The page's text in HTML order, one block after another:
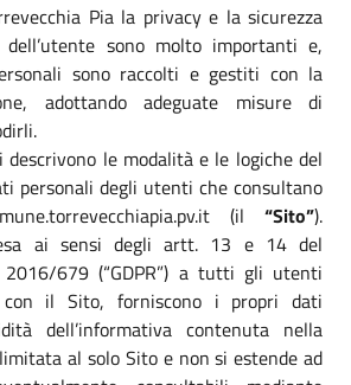
Pia la privacy e la sicurezza
sono molto importanti e,
sono raccolti e gestiti con la
adottando adeguate misure di
descrivono le modalità e le logiche del
personali degli utenti che consultano
(il “Sito”).
ai sensi degli artt. 13 e 14 del
2016/679 (“GDPR”) a tutti gli utenti
con il Sito, forniscono i propri dati
dell’informativa contenuta nella
al solo Sito e non si estende ad